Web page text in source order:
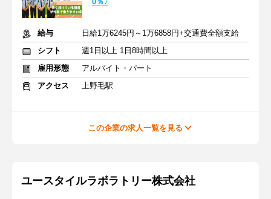
給与
日給1万6245円～1万6858円+交通費全額支給
シフト
週1日以上 1日8時間以上
雇用形態
アルバイト・パート
アクセス
上野毛駅
この企業の求人一覧を見る
ユースタイルラボラトリー株式会社